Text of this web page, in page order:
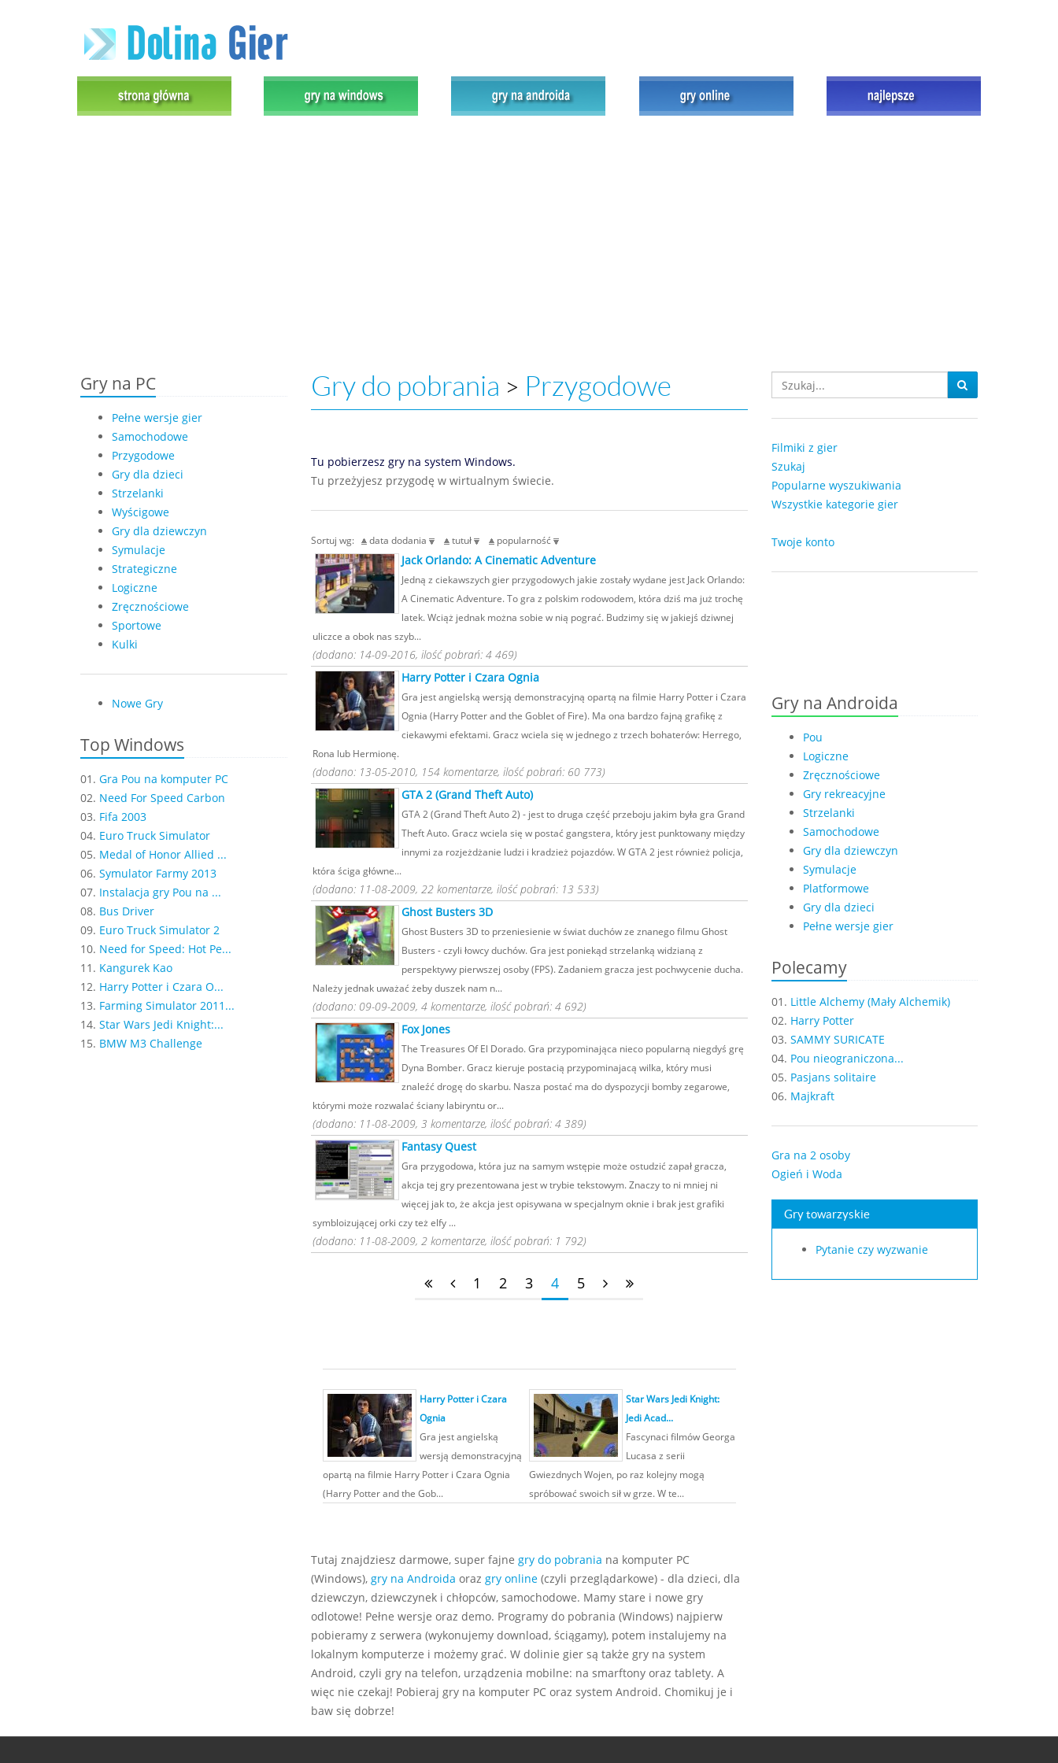
Gry na PC
Pełne wersje gier
Samochodowe
Przygodowe
Gry dla dzieci
Strzelanki
Wyścigowe
Gry dla dziewczyn
Symulacje
Strategiczne
Logiczne
Zręcznościowe
Sportowe
Kulki
Nowe Gry
Top Windows
01. Gra Pou na komputer PC
02. Need For Speed Carbon
03. Fifa 2003
04. Euro Truck Simulator
05. Medal of Honor Allied ...
06. Symulator Farmy 2013
07. Instalacja gry Pou na ...
08. Bus Driver
09. Euro Truck Simulator 2
10. Need for Speed: Hot Pe...
11. Kangurek Kao
12. Harry Potter i Czara O...
13. Farming Simulator 2011...
14. Star Wars Jedi Knight:...
15. BMW M3 Challenge
Gry do pobrania > Przygodowe
Tu pobierzesz gry na system Windows.
Tu przeżyjesz przygodę w wirtualnym świecie.
Sortuj wg: data dodania tutuł popularność
Jack Orlando: A Cinematic Adventure
Jedną z ciekawszych gier przygodowych jakie zostały wydane jest Jack Orlando:
A Cinematic Adventure. To gra z polskim rodowodem, która dziś ma już trochę
latek. Wciąż jednak można sobie w nią pograć. Budzimy się w jakiejś dziwnej
uliczce a obok nas szyb...
(dodano: 14-09-2016, ilość pobrań: 4 469)
Harry Potter i Czara Ognia
Gra jest angielską wersją demonstracyjną opartą na filmie Harry Potter i Czara
Ognia (Harry Potter and the Goblet of Fire). Ma ona bardzo fajną grafikę z
ciekawymi efektami. Gracz wciela się w jednego z trzech bohaterów: Herrego,
Rona lub Hermionę.
(dodano: 13-05-2010, 154 komentarze, ilość pobrań: 60 773)
GTA 2 (Grand Theft Auto)
GTA 2 (Grand Theft Auto 2) - jest to druga część przeboju jakim była gra Grand
Theft Auto. Gracz wciela się w postać gangstera, który jest punktowany między
innymi za rozjeżdżanie ludzi i kradzież pojazdów. W GTA 2 jest również policja,
która ściga główne...
(dodano: 11-08-2009, 22 komentarze, ilość pobrań: 13 533)
Ghost Busters 3D
Ghost Busters 3D to przeniesienie w świat duchów ze znanego filmu Ghost
Busters - czyli łowcy duchów. Gra jest poniekąd strzelanką widzianą z
perspektywy pierwszej osoby (FPS). Zadaniem gracza jest pochwycenie ducha.
Należy jednak uważać żeby duszek nam n...
(dodano: 09-09-2009, 4 komentarze, ilość pobrań: 4 692)
Fox Jones
The Treasures Of El Dorado. Gra przypominająca nieco popularną niegdyś grę
Dyna Bomber. Gracz kieruje postacią przypominajacą wilka, który musi
znaleźć drogę do skarbu. Nasza postać ma do dyspozycji bomby zegarowe,
którymi może rozwalać ściany labiryntu or...
(dodano: 11-08-2009, 3 komentarze, ilość pobrań: 4 389)
Fantasy Quest
Gra przygodowa, która juz na samym wstępie może ostudzić zapał gracza,
akcja tej gry prezentowana jest w trybie tekstowym. Znaczy to ni mniej ni
więcej jak to, że akcja jest opisywana w specjalnym oknie i brak jest grafiki
symbloizującej orki czy też elfy ...
(dodano: 11-08-2009, 2 komentarze, ilość pobrań: 1 792)
1 2 3 4 5
Harry Potter i Czara
Ognia
Gra jest angielską
wersją demonstracyjną
opartą na filmie Harry Potter i Czara Ognia
(Harry Potter and the Gob...
Star Wars Jedi Knight:
Jedi Acad...
Fascynaci filmów Georga
Lucasa z serii
Gwiezdnych Wojen, po raz kolejny mogą
spróbować swoich sił w grze. W te...
Tutaj znajdziesz darmowe, super fajne gry do pobrania na komputer PC
(Windows), gry na Androida oraz gry online(czyli przeglądarkowe) - dla dzieci, dla
dziewczyn, dziewczynek i chłopców, samochodowe. Mamy stare i nowe gry
odlotowe! Pełne wersje oraz demo. Programy do pobrania (Windows) najpierw
pobieramy z serwera (wykonujemy download, ściągamy), potem instalujemy na
lokalnym komputerze i możemy grać. W dolinie gier są także gry na system
Android, czyli gry na telefon, urządzenia mobilne: na smarftony oraz tablety. A
więc nie czekaj! Pobieraj gry na komputer PC oraz system Android. Chomikuj je i
baw się dobrze!
Filmiki z gier
Szukaj
Popularne wyszukiwania
Wszystkie kategorie gier
Twoje konto
Gry na Androida
Pou
Logiczne
Zręcznościowe
Gry rekreacyjne
Strzelanki
Samochodowe
Gry dla dziewczyn
Symulacje
Platformowe
Gry dla dzieci
Pełne wersje gier
Polecamy
01. Little Alchemy (Mały Alchemik)
02. Harry Potter
03. SAMMY SURICATE
04. Pou nieograniczona...
05. Pasjans solitaire
06. Majkraft
Gra na 2 osoby
Ogień i Woda
Gry towarzyskie
Pytanie czy wyzwanie